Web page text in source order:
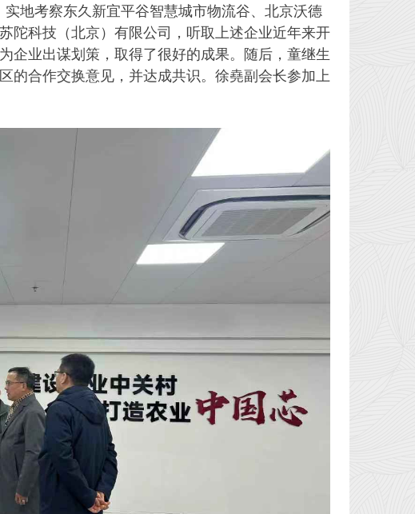
地考察东久新宜平谷智慧城市物流谷、北京沃德
陀科技（北京）有限公司，听取上述企业近年来开
企业出谋划策，取得了很好的成果。随后，童继生
的合作交换意见，并达成共识。徐堯副会长参加上